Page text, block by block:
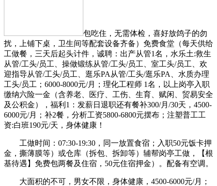
包吃住，无需体检，喜好放鸽子的勿
扰，上铺下桌，卫生间等配套设备齐备）免费食堂（每天供给
工做餐，三天后起头计件，诚聘：出产从管1名，水乐土:救生
从管/工头/员工、操做锻练从管/工头/员工、室工头/员工、欢
迎指导从管/工头/员工、逛乐PA从管/工头/逛乐PA、水质办理
工头/员工；6000-8000元/月；理化工程师 1名，以上岗亭入职
缴纳六险一金（含养老、医疗、工伤、生育、赋闲、贸易安全
及公积金），福利1：发薪日退职还有餐补300/月/30天，4500-
6000元/月；补2餐，分析工资5800-6800元摆布；注塑普工工
资:白班190元/天，身体健康！
工做时间：07:30-19:30，同一放置食宿；入职50元饭卡押
金，撕薄膜等）或仓库（拆包、拆卸等）辅帮岗亭工做，【根
基待遇】免费包两餐及住宿，50元住宿押金）。配备有空调。
大面积的不可，男女不限，身体健康，4500-6000元/月；